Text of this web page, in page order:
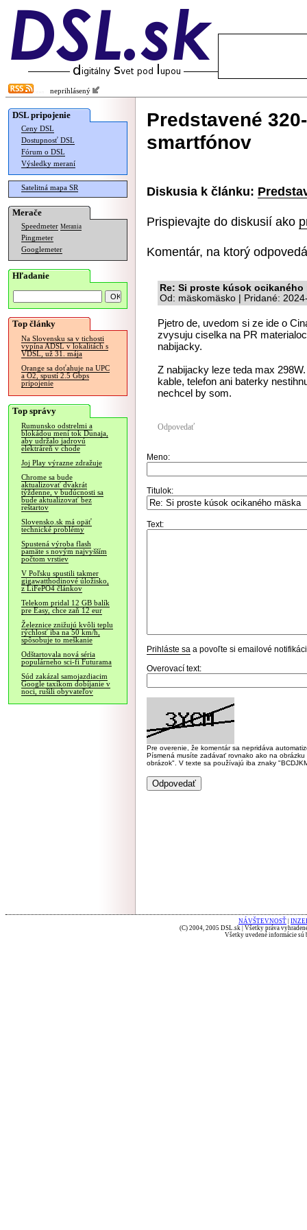
neprihlásený
DSL pripojenie
Ceny DSL
Dostupnosť DSL
Fórum o DSL
Výsledky meraní
Satelitná mapa SR
Merače
Speedmeter Merania
Pingmeter
Googlemeter
Hľadanie
Top články
Na Slovensku sa v tichosti
vypína ADSL v lokalitách s
VDSL, už 31. mája
Orange sa doťahuje na UPC
a O2, spustí 2.5 Gbps
pripojenie
Top správy
Rumunsko odstrelmi a
blokádou mení tok Dunaja,
aby udržalo jadrovú
elektráreň v chode
Joj Play výrazne zdražuje
Chrome sa bude
aktualizovať dvakrát
týždenne, v budúcnosti sa
bude aktualizovať bez
reštartov
Slovensko.sk má opäť
technické problémy
Spustená výroba flash
pamäte s novým najvyšším
počtom vrstiev
V Poľsku spustili takmer
gigawatthodinové úložisko,
z LiFePO4 článkov
Telekom pridal 12 GB balík
pre Easy, chce zaň 12 eur
Železnice znižujú kvôli teplu
rýchlosť iba na 50 km/h,
spôsobuje to meškanie
Odštartovala nová séria
populárneho sci-fi Futurama
Súd zakázal samojazdiacim
Google taxíkom dobíjanie v
noci, rušili obyvateľov
Predstavené
smartfónov
Diskusia k článku:
Prispievajte do diskusií ako
Komentár, na ktorý
Re: Si proste kúsok ocikaného
Od: mäskomäsko | Pridané:
Pjetro de, uvedom si ze ide o
zvysuju ciselka na PR
nabijacky.
Z nabijacky leze teda max
kable, telefon ani baterky
nechcel by som.
Odpovedať
Meno:
Titulok:
Text:
Prihláste sa a povoľte si emailové
Overovací text:
Pre overenie, že komentár sa nepridáva
Písmená musíte zadávať rovnako ako na
obrázok". V texte sa používajú iba znaky
NÁVŠTEVNOSŤ
(C) 2004, 2005 DSL.sk | Všetky práva
Všetky uvedené informácie sú